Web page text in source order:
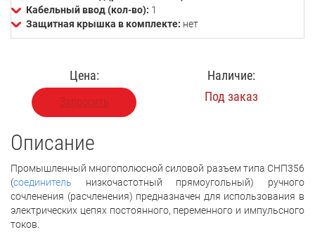
Кабельный ввод (кол-во): 1
Защитная крышка в комплекте: нет
Цена:
Запросить
Наличие:
Под заказ
Описание
Промышленный многополюсной силовой разъем типа СНП356
(соединитель низкочастотный прямоугольный) ручного
сочленения (расчленения) предназначен для использования в
электрических цепях постоянного, переменного и импульсного
токов.